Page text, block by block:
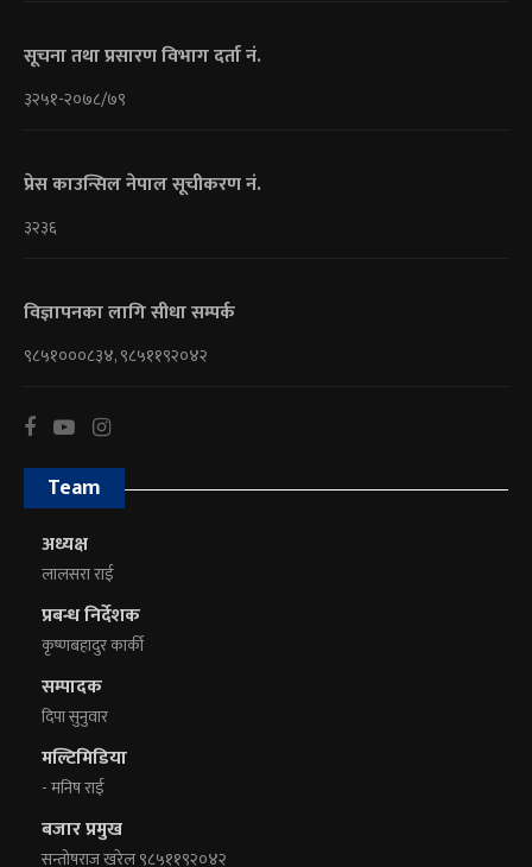
सूचना तथा प्रसारण विभाग दर्ता नं.
३२५१-२०७८/७९
प्रेस काउन्सिल नेपाल सूचीकरण नं.
३२३६
विज्ञापनका लागि सीधा सम्पर्क
९८५१०००८३४, ९८५११९२०४२
Team
अध्यक्ष
लालसरा राई
प्रबन्ध निर्देशक
कृष्णबहादुर कार्की
सम्पादक
दिपा सुनुवार
मल्टिमिडिया
- मनिष राई
बजार प्रमुख
सन्तोषराज खरेल ९८५११९२०४२